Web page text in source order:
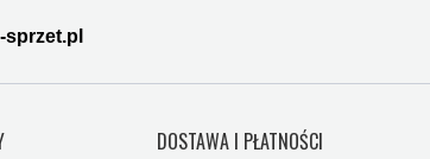
DOSTAWA I PŁATNOŚCI